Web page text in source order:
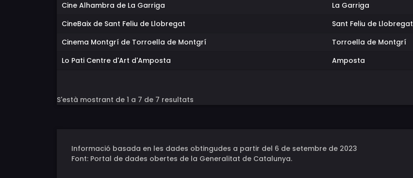
Cine Alhambra de La Garriga
La Garriga
CineBaix de Sant Feliu de Llobregat
Sant Feliu de Llobregat
Cinema Montgrí de Torroella de Montgrí
Torroella de Montgrí
Lo Pati Centre d'Art d'Amposta
Amposta
S'està mostrant de 1 a 7 de 7 resultats
Informació basada en les dades obtingudes a partir del 6 de setembre de 2023
Font: Portal de dades obertes de la Generalitat de Catalunya.